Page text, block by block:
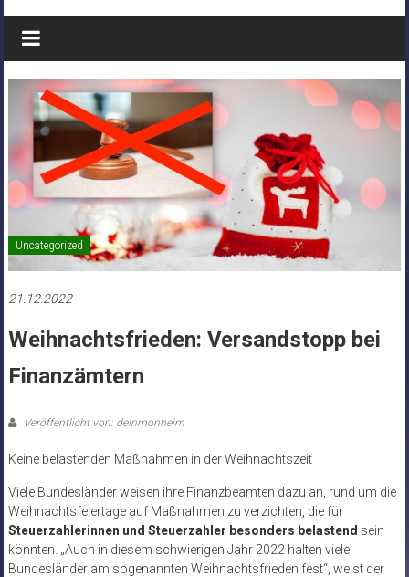
Monheim
Uncategorized
21.12.2022
Weihnachtsfrieden: Versandstopp bei
Finanzämtern
Veröffentlicht von: deinmonheim
Keine belastenden Maßnahmen in der Weihnachtszeit
Viele Bundesländer weisen ihre Finanzbeamten dazu an, rund um die
Weihnachtsfeiertage auf Maßnahmen zu verzichten, die für
Steuerzahlerinnen und Steuerzahler besonders belastend sein
könnten. „Auch in diesem schwierigen Jahr 2022 halten viele
Bundesländer am sogenannten Weihnachtsfrieden fest“, weist der